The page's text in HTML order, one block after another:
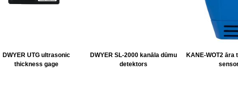
DWYER UTG ultrasonic
thickness gage
DWYER SL-2000 kanāla dūmu
detektors
KANE-WOT2 āra